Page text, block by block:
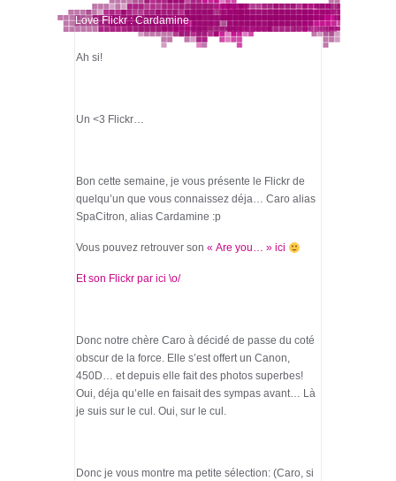
Love Flickr : Cardamine
Ah si!
Un <3 Flickr…
Bon cette semaine, je vous présente le Flickr de
quelqu’un que vous connaissez déja… Caro alias
SpaCitron, alias Cardamine :p
Vous pouvez retrouver son« Are you… » ici
Et son Flickr par ici \o/
Donc notre chère Caro à décidé de passe du coté
obscur de la force. Elle s’est offert un Canon,
450D… et depuis elle fait des photos superbes!
Oui, déja qu’elle en faisait des sympas avant… Là
je suis sur le cul. Oui, sur le cul.
Donc je vous montre ma petite sélection: (Caro, si